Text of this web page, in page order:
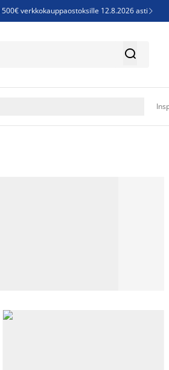
500€ verkkokauppaostoksille 12.8.2026 asti 
- Säästä jopa 60% 